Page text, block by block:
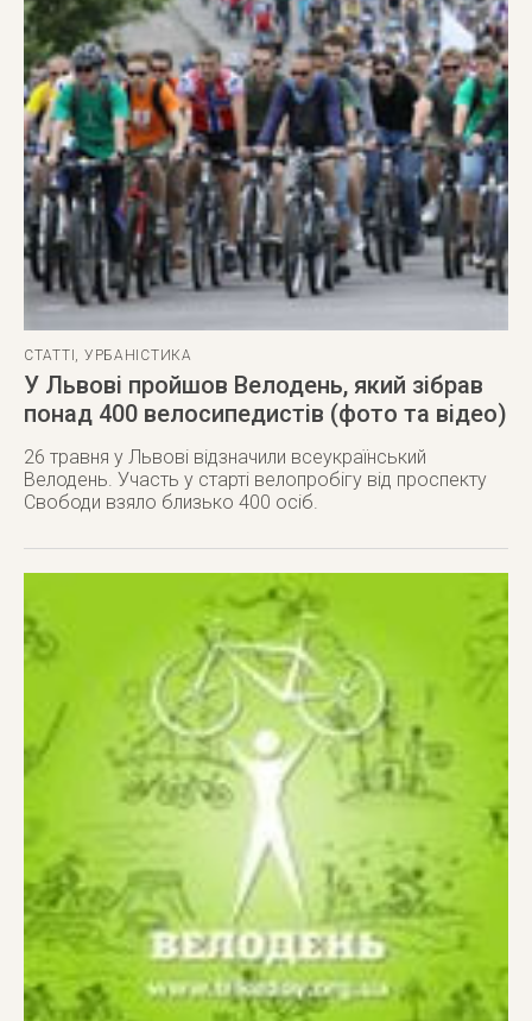
СТАТТІ , УРБАНІСТИКА
У Львові пройшов Велодень, який зібрав
понад 400 велосипедистів (фото та відео)
26 травня у Львові відзначили всеукраїнський
Велодень. Участь у старті велопробігу від проспекту
Свободи взяло близько 400 осіб.